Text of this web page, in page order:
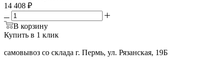
14 408 ₽
В корзину
Купить в 1 клик
самовывоз со склада г. Пермь, ул. Рязанская, 19Б